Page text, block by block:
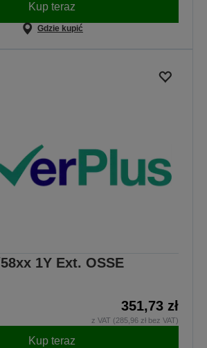
Kup teraz
Gdzie kupić
1Y Ext. OSSE
351,73 zł
z VAT (285,96 zł bez VAT)
Kup teraz